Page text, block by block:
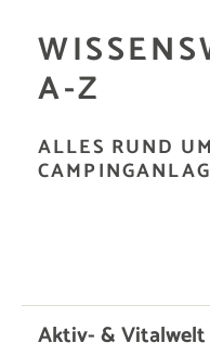
A-Z
ALLES RUND